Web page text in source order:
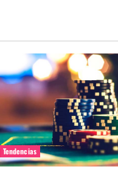
Tendencias